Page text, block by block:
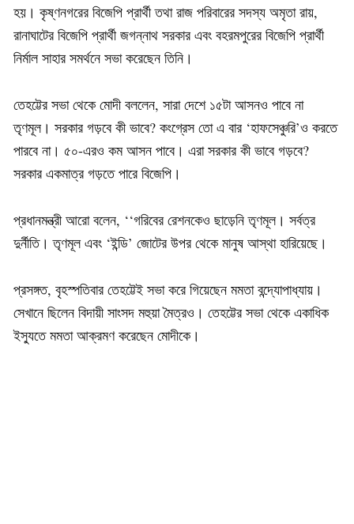
হয়। কৃষ্ণনগরের বিজেপি প্রার্থী তথা রাজ পরিবারের সদস্য অমৃতা রায়,
রানাঘাটের বিজেপি প্রার্থী জগন্নাথ সরকার এবং বহরমপুরের বিজেপি প্রার্থী
নির্মাল সাহার সমর্থনে সভা করেছেন তিনি।
তেহট্টের সভা থেকে মোদী বললেন, সারা দেশে ১৫টা আসনও পাবে না
তৃণমূল। সরকার গড়বে কী ভাবে? কংগ্রেস তো এ বার ‘হাফসেঞ্চুরি’ও করতে
পারবে না। ৫০-এরও কম আসন পাবে। এরা সরকার কী ভাবে গড়বে?
সরকার একমাত্র গড়তে পারে বিজেপি।
প্রধানমন্ত্রী আরো বলেন, ‘‘গরিবের রেশনকেও ছাড়েনি তৃণমূল। সর্বত্র
দুর্নীতি। তৃণমূল এবং ‘ইন্ডি’ জোটের উপর থেকে মানুষ আস্থা হারিয়েছে।
প্রসঙ্গত, বৃহস্পতিবার তেহট্টেই সভা করে গিয়েছেন মমতা বন্দ্যোপাধ্যায়।
সেখানে ছিলেন বিদায়ী সাংসদ মহুয়া মৈত্রও। তেহট্টের সভা থেকে একাধিক
ইস্যুতে মমতা আক্রমণ করেছেন মোদীকে।